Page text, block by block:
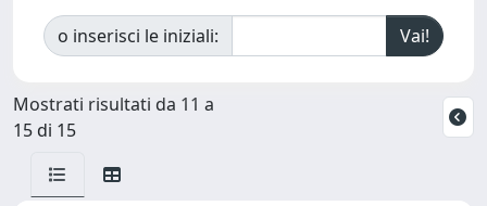
o inserisci le iniziali:
Mostrati risultati da 11 a
15 di 15